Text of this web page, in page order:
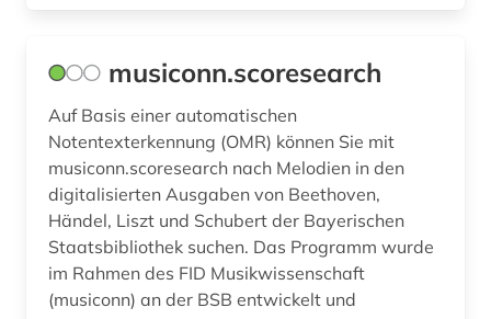
musiconn.scoresearch
Auf Basis einer automatischen
Notentexterkennung (OMR) können Sie mit
musiconn.scoresearch nach Melodien in den
digitalisierten Ausgaben von Beethoven,
Händel, Liszt und Schubert der Bayerischen
Staatsbibliothek suchen. Das Programm wurde
im Rahmen des FID Musikwissenschaft
(musiconn) an der BSB entwickelt und